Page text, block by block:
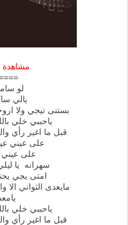
مشاهدة
لو
يالي
بستنى تيجي ولا
ياحببي خلي
قبل ما اغير رأي
على عيني
على عيني
سهرانه يا
امتى يجي
مايعدى الثواني الا
ياحببي خلي
قبل ما اغير رأي